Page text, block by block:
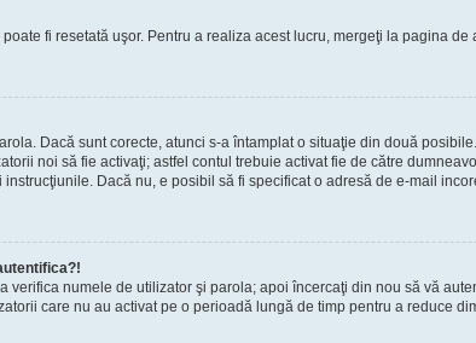
fi resetată uşor. Pentru a realiza acest lucru, mergeţi la pagina
Dacă sunt corecte, atunci s-a întamplat o situaţie din două
noi să fie activaţi; astfel contul trebuie activat fie de către
Dacă nu, e posibil să fi specificat o adresă de e-mail
numele de utilizator şi parola; apoi încercaţi din nou să vă
care nu au activat pe o perioadă lungă de timp pentru a reduce